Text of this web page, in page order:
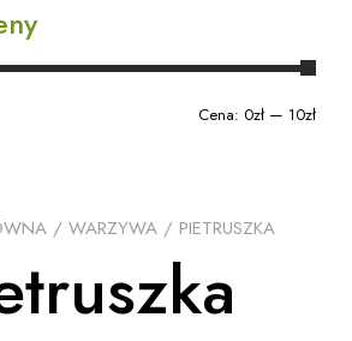
/ WARZYWA / PIETRUSZKA
Cena: 0zł— 10zł